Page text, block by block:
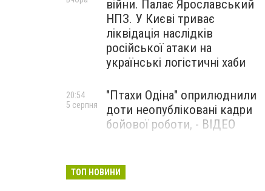
війни. Палає Ярославський
НПЗ. У Києві триває
ліквідація наслідків
російської атаки на
українські логістичні хаби
"Птахи Одіна" оприлюднили
доти неопубліковані кадри
бойової роботи, - ВІДЕО
20:54
5 серпня
Бєдняков зіграє тата
5 серпня
ТОП НОВИНИ